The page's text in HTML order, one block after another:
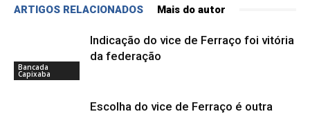
ARTIGOS RELACIONADOS Mais do autor
Bancada
Capixaba
Indicação do vice de Ferraço foi vitória
da federação
Escolha do vice de Ferraço é outra